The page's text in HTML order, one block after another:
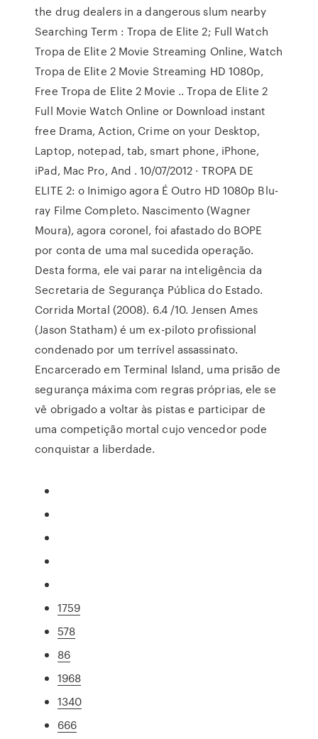
the drug dealers in a dangerous slum nearby
Searching Term : Tropa de Elite 2; Full Watch
Tropa de Elite 2 Movie Streaming Online, Watch
Tropa de Elite 2 Movie Streaming HD 1080p,
Free Tropa de Elite 2 Movie .. Tropa de Elite 2
Full Movie Watch Online or Download instant
free Drama, Action, Crime on your Desktop,
Laptop, notepad, tab, smart phone, iPhone,
iPad, Mac Pro, And . 10/07/2012 · TROPA DE
ELITE 2: o Inimigo agora É Outro HD 1080p Blu-
ray Filme Completo. Nascimento (Wagner
Moura), agora coronel, foi afastado do BOPE
por conta de uma mal sucedida operação.
Desta forma, ele vai parar na inteligência da
Secretaria de Segurança Pública do Estado.
Corrida Mortal (2008). 6.4 /10. Jensen Ames
(Jason Statham) é um ex-piloto profissional
condenado por um terrível assassinato.
Encarcerado em Terminal Island, uma prisão de
segurança máxima com regras próprias, ele se
vê obrigado a voltar às pistas e participar de
uma competição mortal cujo vencedor pode
conquistar a liberdade.
1759
578
86
1968
1340
666